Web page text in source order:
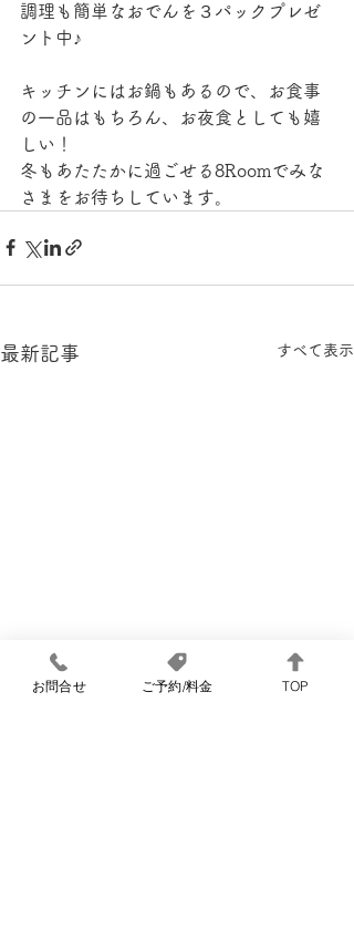
調理も簡単なおでんを３パックプレゼ
ント中♪
キッチンにはお鍋もあるので、お食事
の一品はもちろん、お夜食としても嬉
しい！
冬もあたたかに過ごせる8Roomでみな
さまをお待ちしています。
最新記事 すべて表示
お問合せ ご予約/料金 TOP